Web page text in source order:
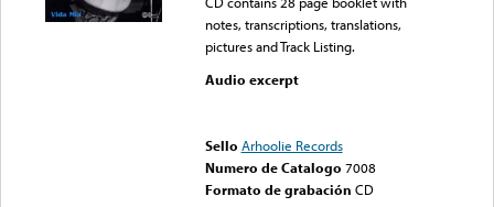
notes, transcriptions, translations,
pictures and Track Listing.
Audio excerpt
Sello Arhoolie Records
Numero de Catalogo 7008
Formato de grabación CD